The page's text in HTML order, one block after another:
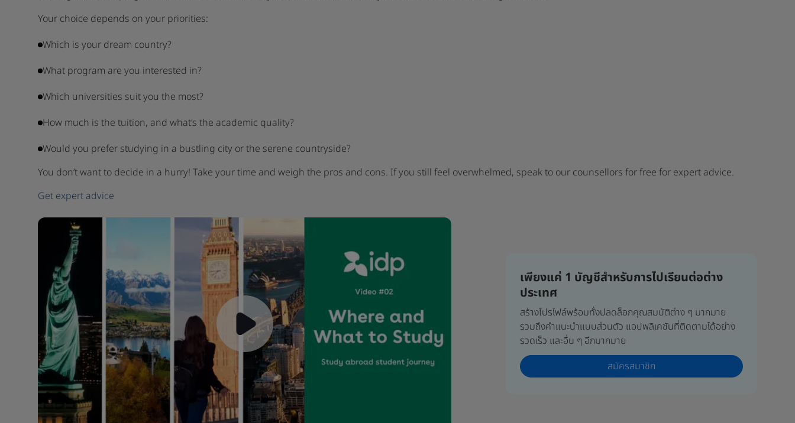
Your choice depends on your priorities:
Which is your dream country?
What program are you interested in?
Which universities suit you the most?
How much is the tuition, and what’s the academic quality?
Would you prefer studying in a bustling city or the serene countryside?
You don’t want to decide in a hurry! Take your time and weigh the pros and cons. If you still feel overwhelmed, speak to our counsellors for free for expert advice.
Get expert advice
เพียงแค่ 1 บัญชีสำหรับการไปเรียนต่อต่าง
ประเทศ
สร้างโปรไฟล์พร้อมทั้งปลดล็อกคุณสมบัติต่าง ๆ มากมาย
รวมถึงคำแนะนำแบบส่วนตัว แอปพลิเคชันที่ติดตามได้อย่าง
รวดเร็ว และอื่น ๆ อีกมากมาย
สมัครสมาชิก